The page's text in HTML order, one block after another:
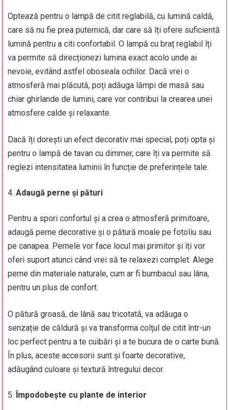
Optează pentru o lampă de citit reglabilă, cu lumină caldă,
care să nu fie prea puternică, dar care să îți ofere suficientă
lumină pentru a citi confortabil. O lampă cu braț reglabil îți
va permite să direcționezi lumina exact acolo unde ai
nevoie, evitând astfel oboseala ochilor. Dacă vrei o
atmosferă mai plăcută, poți adăuga lămpi de masă sau
chiar ghirlande de lumini, care vor contribui la crearea unei
atmosfere calde și relaxante.
Dacă îți dorești un efect decorativ mai special, poți opta și
pentru o lampă de tavan cu dimmer, care îți va permite să
reglezi intensitatea luminii în funcție de preferințele tale.
Adaugă perne și pături
Pentru a spori confortul și a crea o atmosferă primitoare,
adaugă perne decorative și o pătură moale pe fotoliu sau
pe canapea. Pernele vor face locul mai primitor și îți vor
oferi suport atunci când vrei să te relaxezi complet. Alege
perne din materiale naturale, cum ar fi bumbacul sau lâna,
pentru un plus de confort.
O pătură groasă, de lână sau tricotată, va adăuga o
senzație de căldură și va transforma colțul de citit într-un
loc perfect pentru a te cuibări și a te bucura de o carte bună.
În plus, aceste accesorii sunt și foarte decorative,
adăugând culoare și textură întregului decor.
Împodobește cu plante de interior